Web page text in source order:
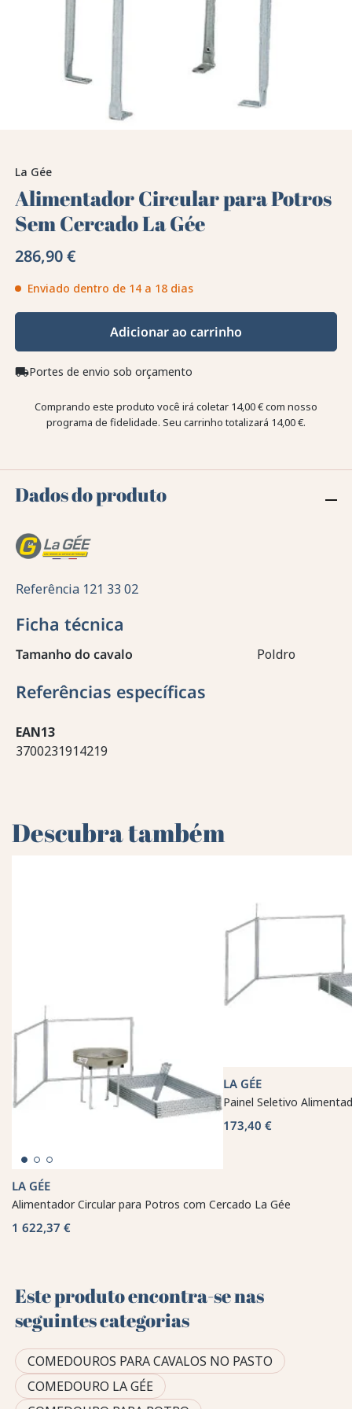
La Gée
Alimentador Circular para Potros
Sem Cercado La Gée
286,90 €
Enviado dentro de 14 a 18 dias
Adicionar ao carrinho
local_shippingPortes de envio sob orçamento
Comprando este produto você irá coletar 14,00 €com nosso
programa de fidelidade. Seu carrinho totalizará 14,00 €.
Dados do produto
Referência 121 33 02
Ficha técnica
Tamanho do cavalo Poldro
Referências específicas
EAN13
3700231914219
Descubra também
LA GÉE
Alimentador Circular para Potros com Cercado La Gée
1 622,37 €
LA GÉE
Painel Seletivo
173,40 €
Este produto encontra-se nas
seguintes categorias
COMEDOUROS PARA CAVALOS NO PASTO
COMEDOURO LA GÉE